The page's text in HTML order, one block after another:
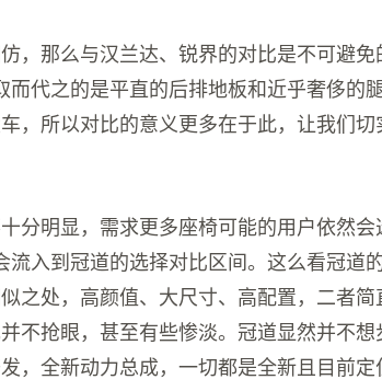
，那么与汉兰达、锐界的对比是不可避
而代之的是平直的后排地板和近乎奢侈的
，所以对比的意义更多在于此，让我们
分明显，需求更多座椅可能的用户依然
流入到冠道的选择对比区间。这么看冠道
之处，高颜值、大尺寸、高配置，二者简
不抢眼，甚至有些惨淡。冠道显然并不想
，全新动力总成，一切都是全新且目前